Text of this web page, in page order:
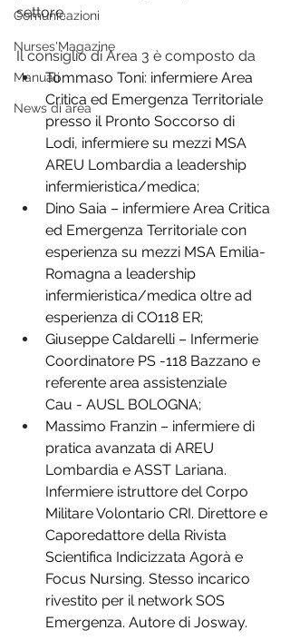
Comunicazioni
Nurses'Magazine
Manuali
News di area
settore.
Il consiglio di Area 3 è composto da
Tommaso Toni: infermiere Area
Critica ed Emergenza Territoriale
presso il Pronto Soccorso di
Lodi, infermiere su mezzi MSA
AREU Lombardia a leadership
infermieristica/medica;
Dino Saia – infermiere Area Critica
ed Emergenza Territoriale con
esperienza su mezzi MSA Emilia-
Romagna a leadership
infermieristica/medica oltre ad
esperienza di CO118 ER;
Giuseppe Caldarelli – Infermerie
Coordinatore PS -118 Bazzano e
referente area assistenziale
Cau - AUSL BOLOGNA;
Massimo Franzin – infermiere di
pratica avanzata di AREU
Lombardia e ASST Lariana.
Infermiere istruttore del Corpo
Militare Volontario CRI. Direttore e
Caporedattore della Rivista
Scientifica Indicizzata Agorà e
Focus Nursing. Stesso incarico
rivestito per il network SOS
Emergenza. Autore di Josway.